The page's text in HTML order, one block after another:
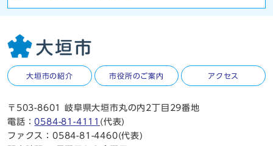
大垣市の紹介 市役所のご案内 アクセス
〒503-8601 岐阜県大垣市丸の内2丁目29番地
電話：0584-81-4111 (代表)
ファクス：0584-81-4460(代表)